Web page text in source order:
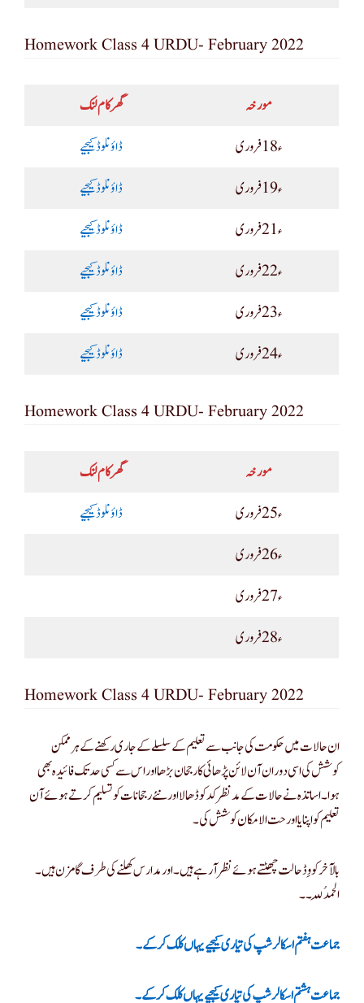
Homework Class 4 URDU- February 2022
گھر کام لنک
مورخہ
ڈاؤنلوڈ کیجیے
ء18 فروری
ڈاؤنلوڈ کیجیے
ء19 فروری
ڈاؤنلوڈ کیجیے
ء21 فروری
ڈاؤنلوڈ کیجیے
ء22 فروری
ڈاؤنلوڈ کیجیے
ء23 فروری
ڈاؤنلوڈ کیجیے
ء24 فروری
Homework Class 4 URDU- February 2022
گھر کام لنک
مورخہ
ڈاؤنلوڈ کیجیے
ء25 فروری
ء26 فروری
ء27 فروری
ء28 فروری
Homework Class 4 URDU- February 2022
ان حالات میں حکومت کی جانب سے تعلیم کے سلسلے کے جاری رکھنے کے ہر ممکن
کوشش کی اسی دوران آن لائن پڑھائی کا رجحان بڑھا اور اس سے کسی حد تک فائیدہ بھی
ہوا۔اساتذہ نے حالات کے مد نظر کد کو ڈھالا اور نئے رجحانات کو تسلیم کرتے ہوئے آن
تعلیم کواپنایا اور حت الامکان کوشش کی ۔
بالآخر کووِڈ حالت چھٹتے ہوئے نظر آ رہے ہیں ۔ اور مدارس کھلنے کی طرف گامزن ہیں ۔
الحمدُلِلہ۔۔
جماعت ہفتم اسکالر شپ کی تیاری کیجیے یہاں کلک کرکے۔
جماعت ہشتم اسکالر شپ کی تیاری کیجیے یہاں کلک کرکے۔